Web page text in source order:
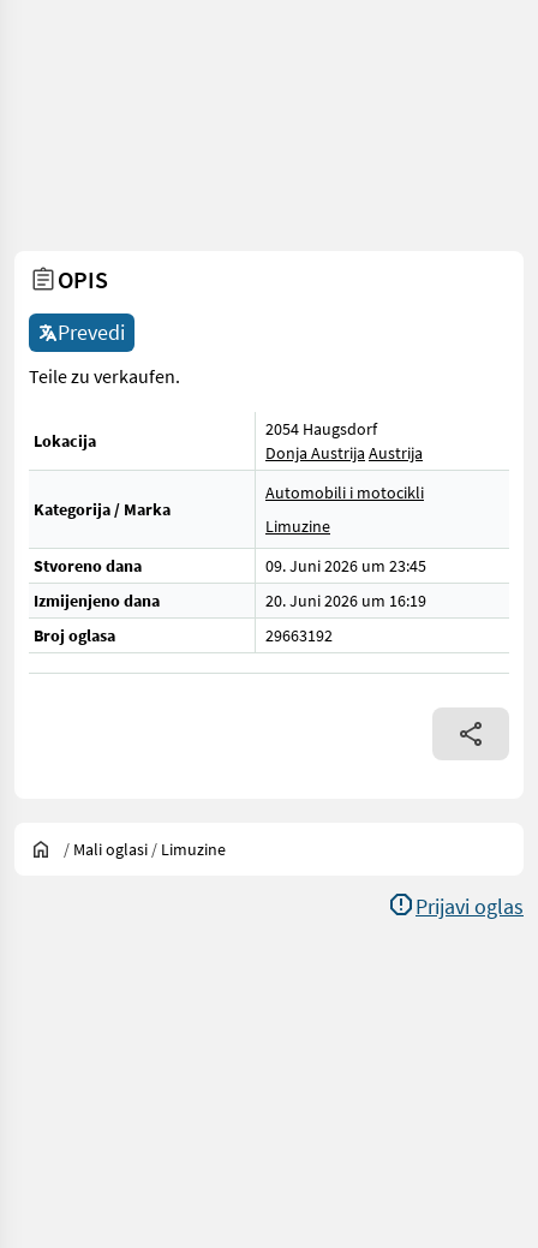
OPIS
Prevedi
Teile zu verkaufen.
Lokacija
2054 Haugsdorf
Donja Austrija Austrija
Kategorija / Marka
Automobili i motocikli
Limuzine
Stvoreno dana
09. Juni 2026 um 23:45
Izmijenjeno dana
20. Juni 2026 um 16:19
Broj oglasa
29663192
/ Mali oglasi / Limuzine
Prijavi oglas